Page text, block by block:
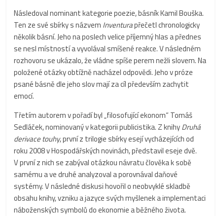
Následoval nominant kategorie poezie, básník Kamil Bouška.
Ten ze své sbírky s názvem Inventurapřečetl chronologicky
několik básní. Jeho na poslech velice příjemný hlas a přednes
se nesl místností a vyvolával smíšené reakce. V následném
rozhovoru se ukázalo, že vládne spíše perem nežli slovem. Na
položené otázky obtížně nacházel odpovědi. Jeho v próze
psané básně dle jeho slov mají za cíl především zachytit
emocí.
Třetím autorem v pořadí byl „filosofující ekonom“ Tomáš
Sedláček, nominovaný v kategorii publicistika. Z knihyDruhá
derivace touhy, první z trilogie sbírky esejí vycházejících od
roku 2008 v Hospodářských novinách, představil eseje dvě.
V první z nich se zabýval otázkou návratu člověka k sobě
samému a ve druhé analyzoval a porovnával daňové
systémy. V následné diskusi hovořil o neobvyklé skladbě
obsahu knihy, vzniku a jazyce svých myšlenek a implementaci
náboženských symbolů do ekonomie a běžného života.